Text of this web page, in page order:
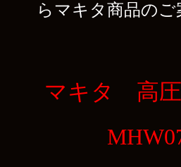
らマキタ商品のご
マキタ 高